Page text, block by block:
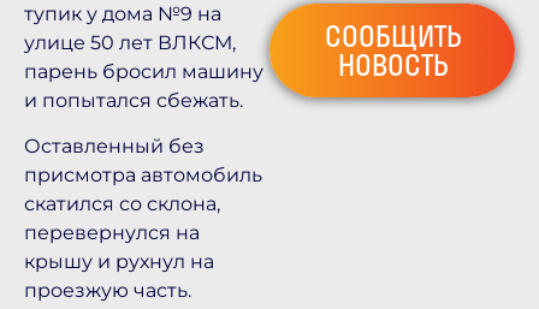
тупик у дома №9 на
улице 50 лет ВЛКСМ,
парень бросил машину
и попытался сбежать.
Оставленный без
присмотра автомобиль
скатился со склона,
перевернулся на
крышу и рухнул на
проезжую часть.
СООБЩИТЬ
НОВОСТЬ